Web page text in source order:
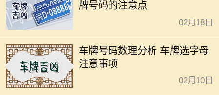
牌号码的注意点
02月18日
车牌号码数理分析 车牌选字母
注意事项
02月10日